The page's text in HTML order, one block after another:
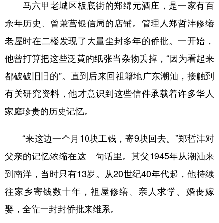
马六甲老城区板底街的郑绵元酒庄，是一家有百
余年历史、曾兼营银信局的店铺。管理人郑哲沣修缮
老屋时在二楼发现了大量尘封多年的侨批。一开始，
他曾打算把这些泛黄的纸张当杂物丢掉，“因为看起来
都破破旧旧的”。直到后来回祖籍地广东潮汕，接触到
有关研究资料，他才意识到这些信件承载着许多华人
家庭珍贵的历史记忆。
“来这边一个月10块工钱，寄9块回去。”郑哲沣对
父亲的记忆浓缩在这一句话里。其父1945年从潮汕来
到南洋，当时只有13岁。从20世纪40年代起，他持续
往家乡寄钱数十年，祖屋修缮、亲人求学、婚丧嫁
娶，全靠一封封侨批来维系。